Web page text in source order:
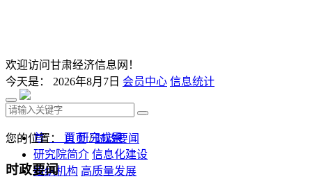
欢迎访问甘肃经济信息网！
今天是： 2026年8月7日 会员中心 信息统计
首 页 研究成果
研究院简介 信息化建设
组织机构 高质量发展
您的位置： 首页/时政要闻
时政要闻